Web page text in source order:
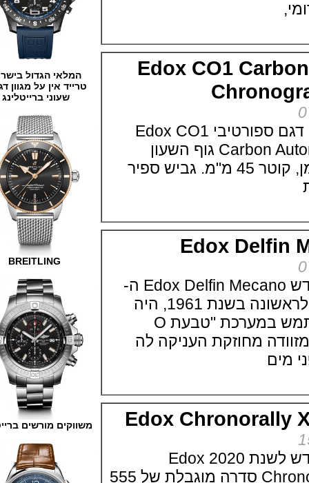
Edox CO1
חברת אדוקס מציגים דגם ספורטיבי Edox CO1
Carbon Automatic Chronograph גוף השעון
בפלדה עם כיסוי פחמן, קוטר 45 מ"מ. גביש ספיר
Edox
אדוקס מציגה דגם חדש Edox Delfin Mecano ה-
Edox Delfin, שהוצג לראשונה בשנת 1961, היה
השעון הראשון שהשתמש במערכת "טבעת O
מחוזקת העניקה לה
Edox
אדוקס מציגה דגם חדש לשנת 2020 Edox
Chronorally X-Treme Pilot סדרה מוגבלת של 555
המלאי הגדול בישראל
טרייד אין על מגוון דגמים
שעוני ברייטלינג
BREITLING
משווקים מורשים ברייטלינג